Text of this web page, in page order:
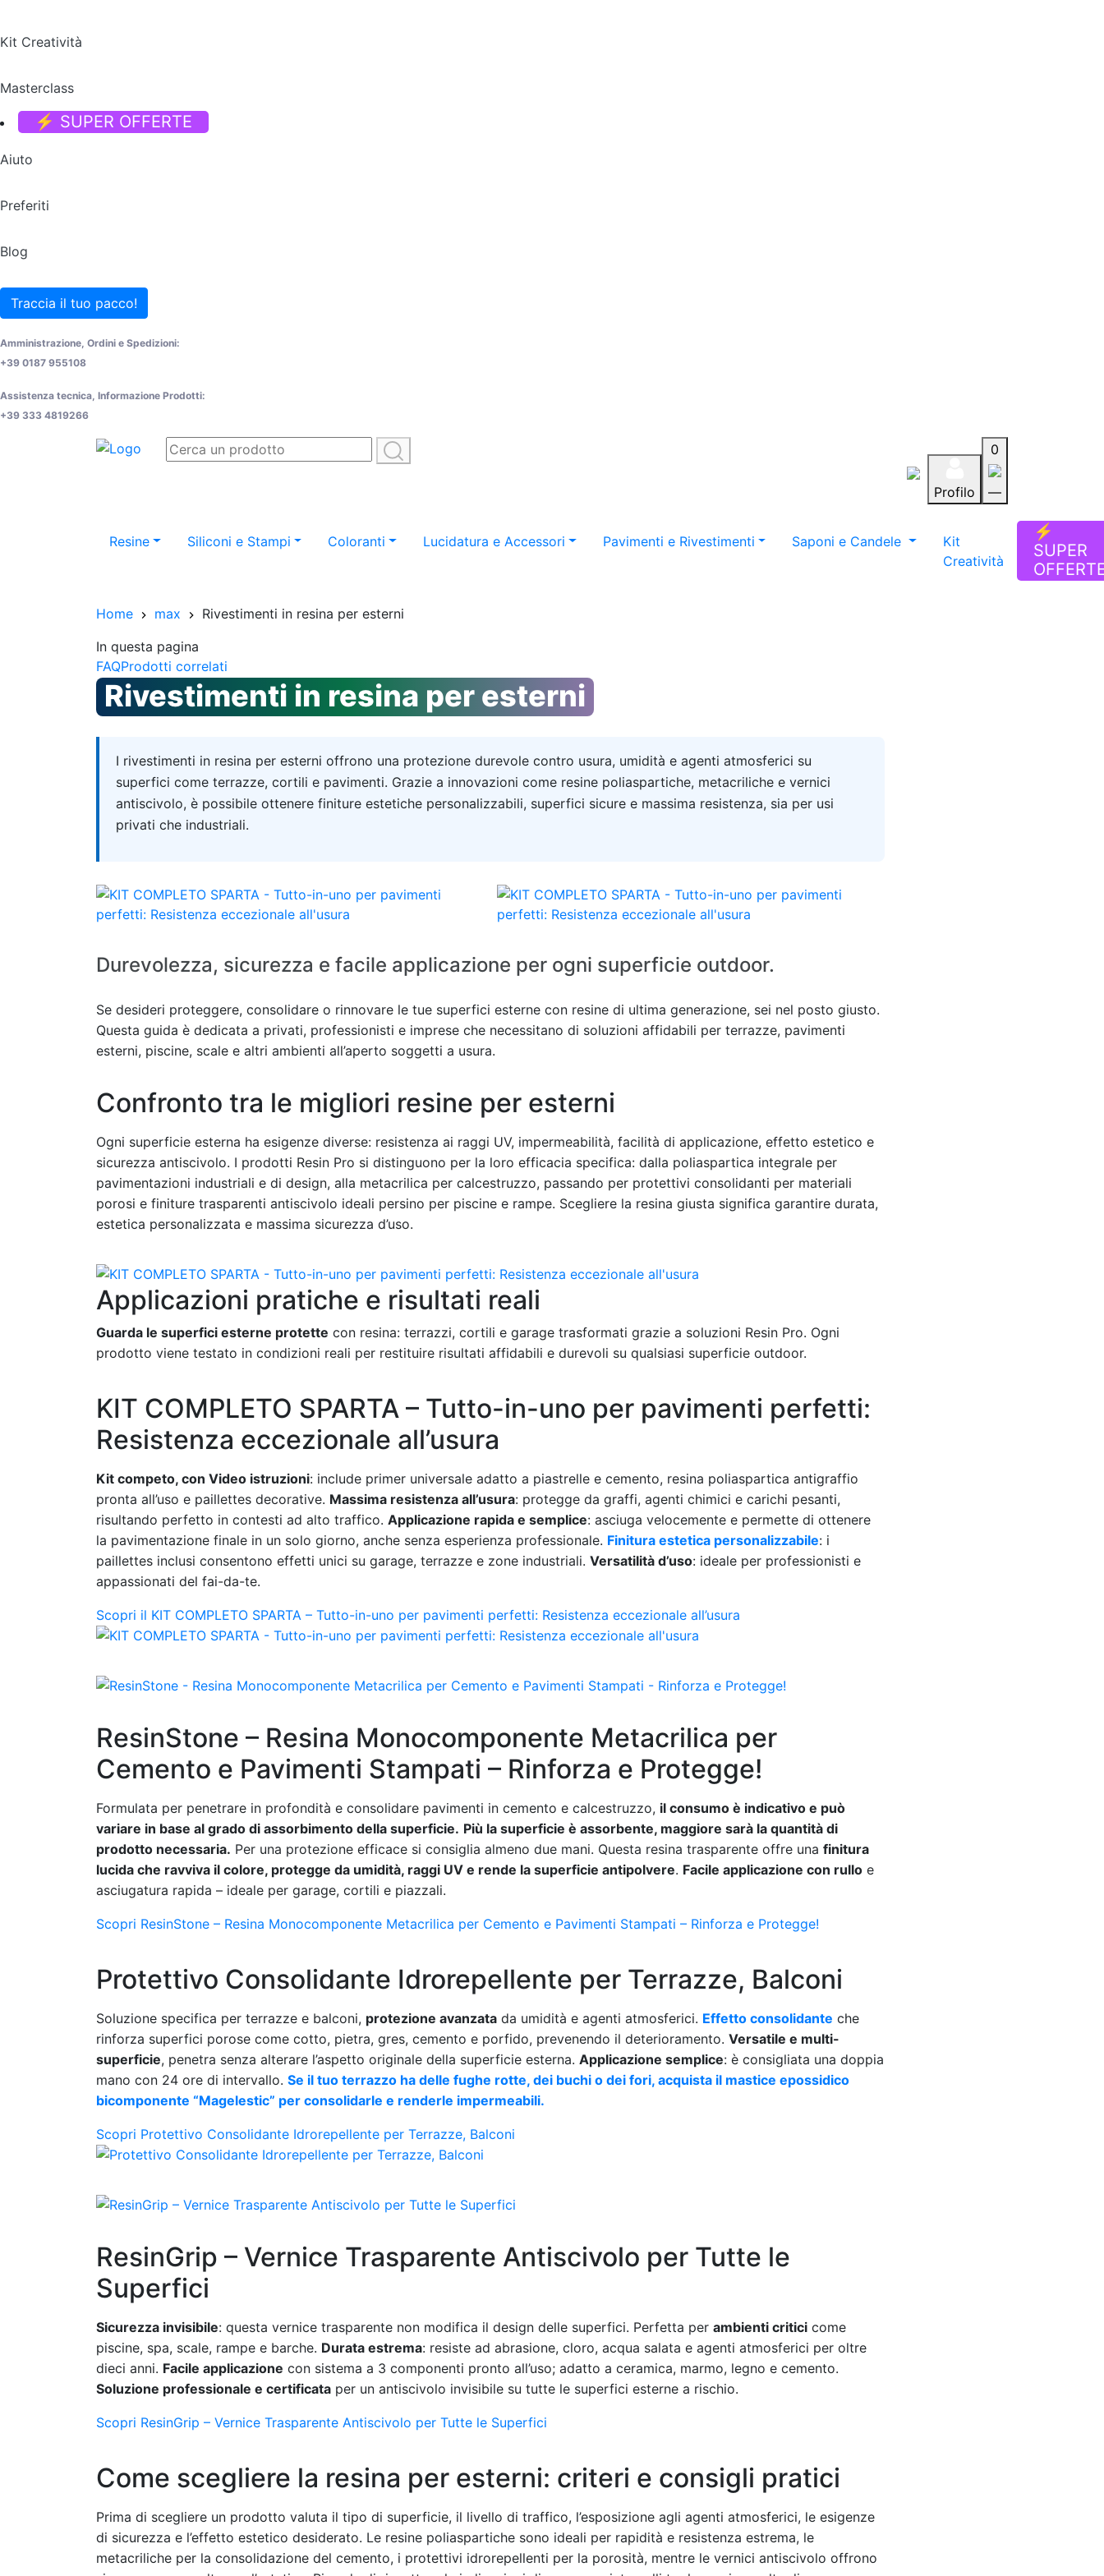
Kit Creatività
Masterclass
⚡ SUPER OFFERTE
Aiuto
Preferiti
Blog
Traccia il tuo pacco!
Amministrazione, Ordini e Spedizioni:
+39 0187 955108
Assistenza tecnica, Informazione Prodotti:
+39 333 4819266
Profilo
0
—
Resine Siliconi e Stampi Coloranti Lucidatura e Accessori Pavimenti e Rivestimenti Saponi e Candele
Kit
Creatività
⚡
SUPER
Home max
Rivestimenti in resina per esterni
In questa pagina
FAQProdotti correlati
Rivestimenti in resina per esterni
Quick answer
I rivestimenti in resina per esterni offrono una protezione durevole contro usura, umidità e agenti atmosferici su
superfici come terrazze, cortili e pavimenti. Grazie a innovazioni come resine poliaspartiche, metacriliche e vernici
antiscivolo, è possibile ottenere finiture estetiche personalizzabili, superfici sicure e massima resistenza, sia per usi
privati che industriali.
Durevolezza, sicurezza e facile applicazione per ogni superficie outdoor.
Se desideri proteggere, consolidare o rinnovare le tue superfici esterne con resine di ultima generazione, sei nel posto giusto.
Questa guida è dedicata a privati, professionisti e imprese che necessitano di soluzioni affidabili per terrazze, pavimenti
esterni, piscine, scale e altri ambienti all’aperto soggetti a usura.
Confronto tra le migliori resine per esterni
Ogni superficie esterna ha esigenze diverse: resistenza ai raggi UV, impermeabilità, facilità di applicazione, effetto estetico e
sicurezza antiscivolo. I prodotti Resin Pro si distinguono per la loro efficacia specifica: dalla poliaspartica integrale per
pavimentazioni industriali e di design, alla metacrilica per calcestruzzo, passando per protettivi consolidanti per materiali
porosi e finiture trasparenti antiscivolo ideali persino per piscine e rampe. Scegliere la resina giusta significa garantire durata,
estetica personalizzata e massima sicurezza d’uso.
Applicazioni pratiche e risultati reali
Guarda le superfici esterne protette con resina: terrazzi, cortili e garage trasformati grazie a soluzioni Resin Pro. Ogni
prodotto viene testato in condizioni reali per restituire risultati affidabili e durevoli su qualsiasi superficie outdoor.
KIT COMPLETO SPARTA – Tutto-in-uno per pavimenti perfetti:
Resistenza eccezionale all’usura
Kit competo, con Video istruzioni: include primer universale adatto a piastrelle e cemento, resina poliaspartica antigraffio
pronta all’uso e paillettes decorative. Massima resistenza all’usura: protegge da graffi, agenti chimici e carichi pesanti,
risultando perfetto in contesti ad alto traffico. Applicazione rapida e semplice: asciuga velocemente e permette di ottenere
la pavimentazione finale in un solo giorno, anche senza esperienza professionale. Finitura estetica personalizzabile: i
paillettes inclusi consentono effetti unici su garage, terrazze e zone industriali. Versatilità d’uso: ideale per professionisti e
appassionati del fai-da-te.
Scopri il KIT COMPLETO SPARTA – Tutto-in-uno per pavimenti perfetti: Resistenza eccezionale all’usura
ResinStone – Resina Monocomponente Metacrilica per
Cemento e Pavimenti Stampati – Rinforza e Protegge!
Formulata per penetrare in profondità e consolidare pavimenti in cemento e calcestruzzo, il consumo è indicativo e può
variare in base al grado di assorbimento della superficie. Più la superficie è assorbente, maggiore sarà la quantità di
prodotto necessaria. Per una protezione efficace si consiglia almeno due mani. Questa resina trasparente offre una finitura
lucida che ravviva il colore, protegge da umidità, raggi UV e rende la superficie antipolvere. Facile applicazione con rullo e
asciugatura rapida – ideale per garage, cortili e piazzali.
Scopri ResinStone – Resina Monocomponente Metacrilica per Cemento e Pavimenti Stampati – Rinforza e Protegge!
Protettivo Consolidante Idrorepellente per Terrazze, Balconi
Soluzione specifica per terrazze e balconi, protezione avanzata da umidità e agenti atmosferici. Effetto consolidante che
rinforza superfici porose come cotto, pietra, gres, cemento e porfido, prevenendo il deterioramento. Versatile e multi-
superficie, penetra senza alterare l’aspetto originale della superficie esterna. Applicazione semplice: è consigliata una doppia
mano con 24 ore di intervallo. Se il tuo terrazzo ha delle fughe rotte, dei buchi o dei fori, acquista il mastice epossidico
bicomponente “Magelestic” per consolidarle e renderle impermeabili.
Scopri Protettivo Consolidante Idrorepellente per Terrazze, Balconi
ResinGrip – Vernice Trasparente Antiscivolo per Tutte le
Superfici
Sicurezza invisibile: questa vernice trasparente non modifica il design delle superfici. Perfetta per ambienti critici come
piscine, spa, scale, rampe e barche. Durata estrema: resiste ad abrasione, cloro, acqua salata e agenti atmosferici per oltre
dieci anni. Facile applicazione con sistema a 3 componenti pronto all’uso; adatto a ceramica, marmo, legno e cemento.
Soluzione professionale e certificata per un antiscivolo invisibile su tutte le superfici esterne a rischio.
Scopri ResinGrip – Vernice Trasparente Antiscivolo per Tutte le Superfici
Come scegliere la resina per esterni: criteri e consigli pratici
Prima di scegliere un prodotto valuta il tipo di superficie, il livello di traffico, l’esposizione agli agenti atmosferici, le esigenze
di sicurezza e l’effetto estetico desiderato. Le resine poliaspartiche sono ideali per rapidità e resistenza estrema, le
metacriliche per la consolidazione del cemento, i protettivi idrorepellenti per la porosità, mentre le vernici antiscivolo offrono